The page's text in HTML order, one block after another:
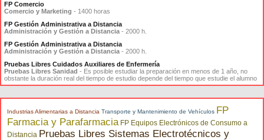
FP Comercio
Comercio y Marketing - 1400 horas
FP Gestión Administrativa a Distancia
Administración y Gestión a Distancia - 2000 h.
FP Gestión Administrativa a Distancia
Administración y Gestión a Distancia - 2000 h.
Pruebas Libres Cuidados Auxiliares de Enfermería
Pruebas Libres Sanidad - Es posible estudiar la preparación en menos de 1 año, no
obstante la duración real del tiempo de estudio depende del tiempo que estudie el alumno
Industrias Alimentarias a Distancia Transporte y Mantenimiento de Vehículos FP
Farmacia y Parafarmacia FP Equipos Electrónicos de Consumo a
Distancia Pruebas Libres Sistemas Electrotécnicos y